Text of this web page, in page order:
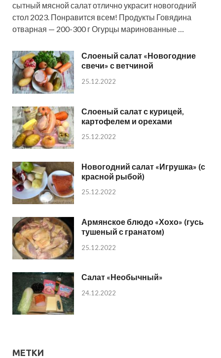
сытный мясной салат отлично украсит новогодний
стол 2023. Понравится всем! Продукты Говядина
отварная — 200-300 г Огурцы маринованные …
Слоеный салат «Новогодние
свечи» с ветчиной
25.12.2022
Слоеный салат с курицей,
картофелем и орехами
25.12.2022
Новогодний салат «Игрушка» (с
красной рыбой)
25.12.2022
Армянское блюдо «Хохо» (гусь
тушеный с гранатом)
25.12.2022
Салат «Необычный»
24.12.2022
МЕТКИ